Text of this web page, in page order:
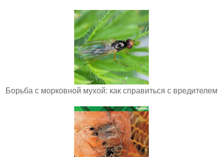
Борьба с морковной мухой: как справиться с вредителем